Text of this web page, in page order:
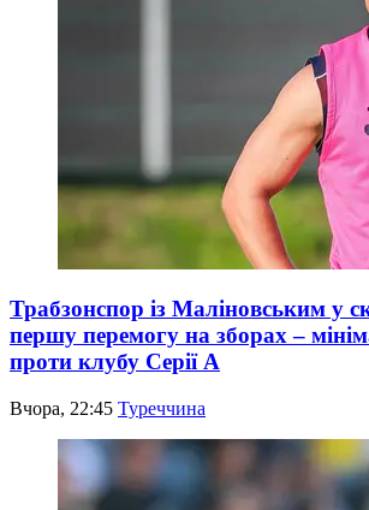
Трабзонспор із Маліновським у
першу перемогу на зборах –
проти клубу Серії А
Вчора, 22:45 Туреччина